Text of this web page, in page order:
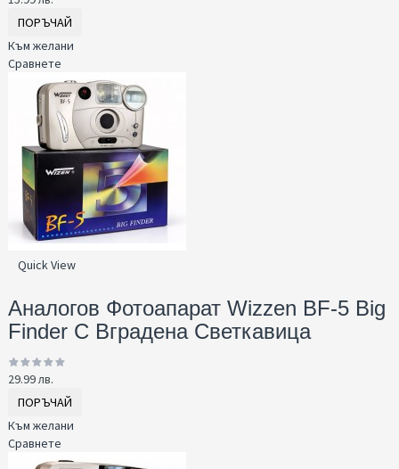
ПОРЪЧАЙ
Към желани
Сравнете
Quick View
Аналогов Фотоапарат Wizzen BF-5 Big
Finder С Вградена Светкавица
29.99 лв.
ПОРЪЧАЙ
Към желани
Сравнете